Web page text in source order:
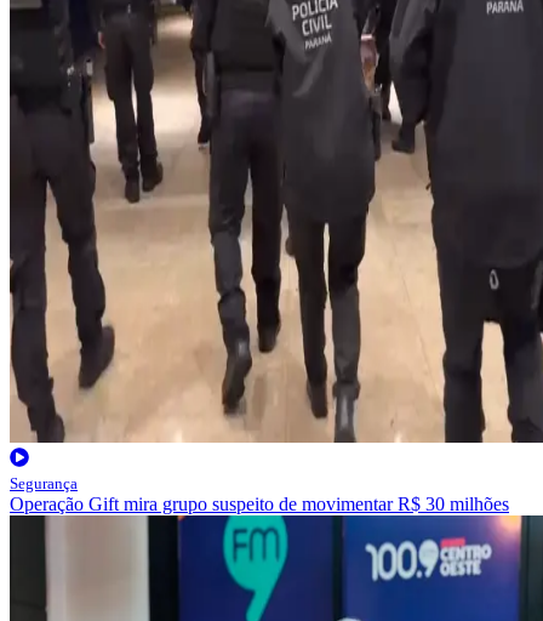
Segurança
Operação Gift mira grupo suspeito de movimentar R$ 30 milhões